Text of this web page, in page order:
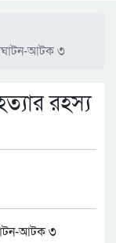
আটক ৩
রহস্য